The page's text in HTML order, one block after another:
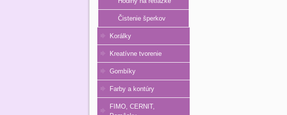
Čistenie šperkov
Korálky
Kreatívne tvorenie
Gombíky
Farby a kontúry
FIMO, CERNIT,